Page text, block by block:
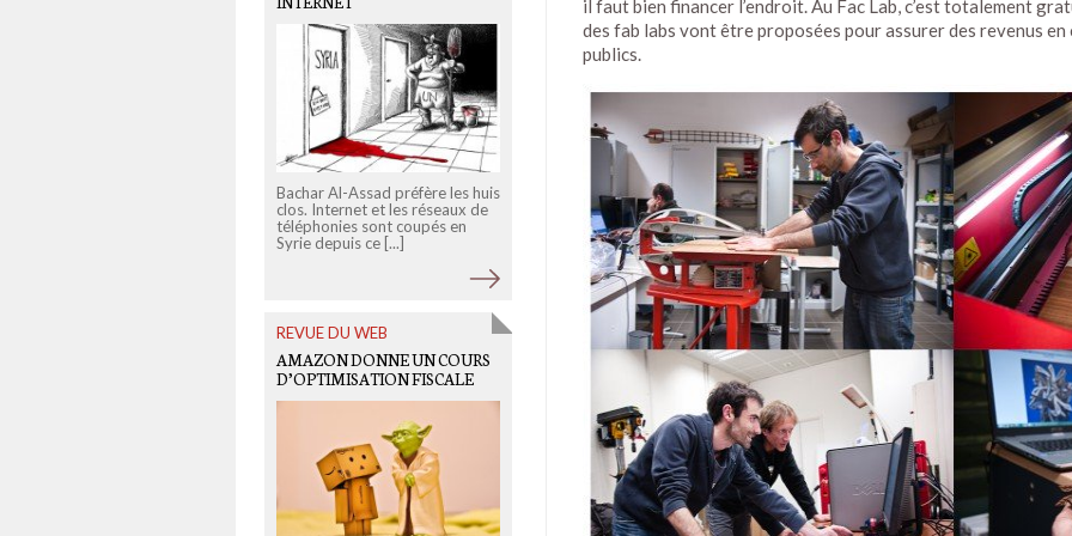
il faut bien financer l’endroit. Au Fac Lab, c’est totalement
des fab labs vont être proposées pour assurer des revenus
publics.
Les différentes étapes de la fabrication de la sculpture en
George W Hart) avec la découpe laser , en passant par le
découpe de bois. Le 6 décembre 2012 au Fac Lab de
Bachar Al-Assad préfère les huis
clos. Internet et les réseaux de
téléphonies sont coupés en
Syrie depuis ce [...]
REVUE DU WEB
AMAZON DONNE UN COURS
D’OPTIMISATION FISCALE
POM, VIDÉOGRAPHIE,
WEBDOCUMENTAIRE :
LEXIQUE DES NOUVEAUX
Les différents outils numériques
permettent l'émergence
aujourd'hui de nouvelles formes
narratives destinées [...]
OLD LINKS
MY BIG BROTHER
[INFOGRAPHIE]